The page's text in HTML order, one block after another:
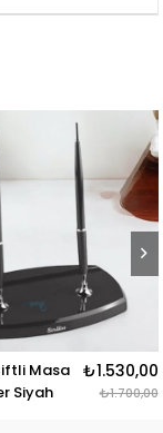
17 Masa Takımı
Çiftli Bordo